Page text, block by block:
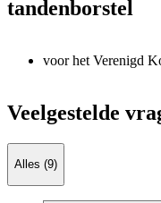
tandenborstel
voor het Verenigd
Veelgestelde
Alles (9)